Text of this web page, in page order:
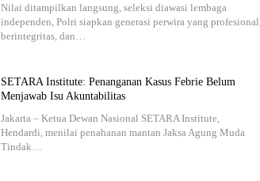
Nilai ditampilkan langsung, seleksi diawasi lembaga
independen, Polri siapkan generasi perwira yang profesional,
berintegritas, dan…
SETARA Institute: Penanganan Kasus Febrie Belum
Menjawab Isu Akuntabilitas
Jakarta – Ketua Dewan Nasional SETARA Institute,
Hendardi, menilai penahanan mantan Jaksa Agung Muda
Tindak…